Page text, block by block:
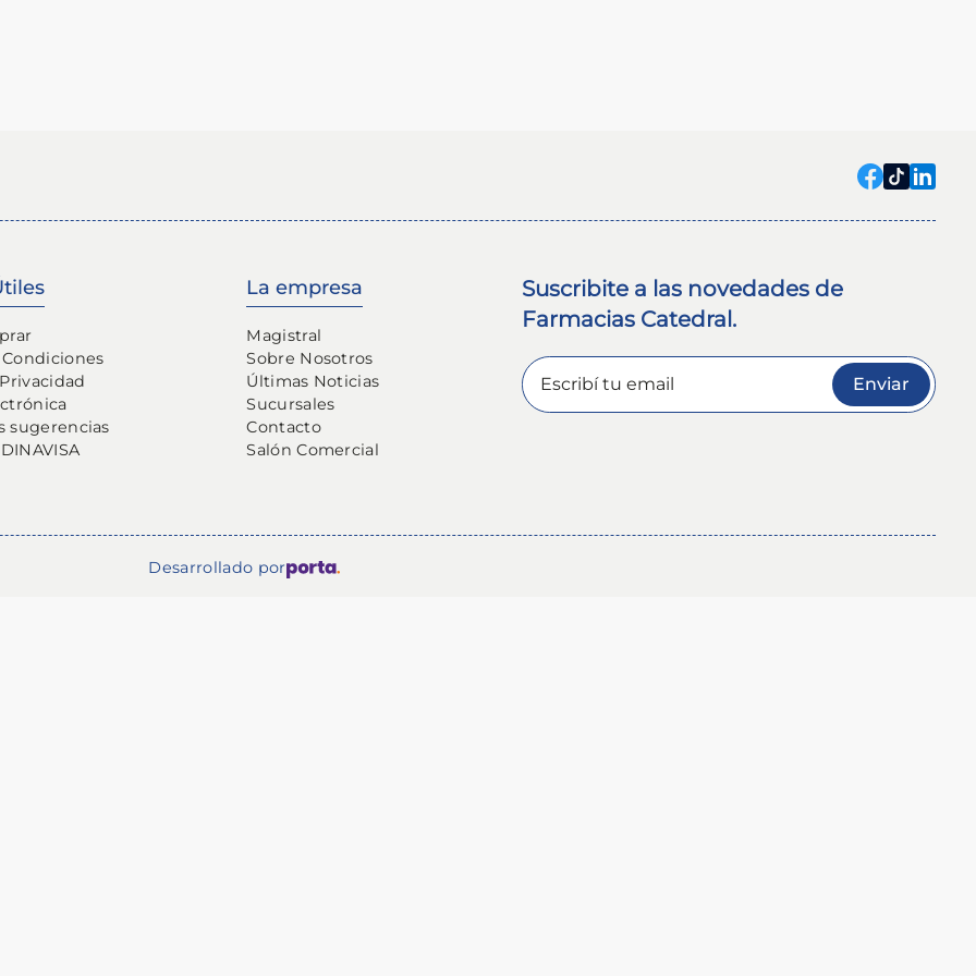
sugerencias
La empresa
Magistral
Sobre Nosotros
Últimas Noticias
Sucursales
Contacto
Salón Comercial
Suscribite a las novedades de
Farmacias Catedral.
Enviar
Desarrollado por